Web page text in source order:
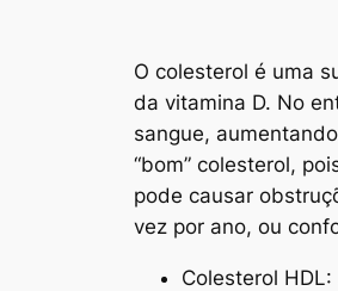
O colesterol é uma
da vitamina D. No
sangue,
“bom” colesterol,
pode causar
vez por ano, ou
Colesterol